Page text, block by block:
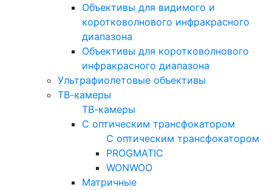
Объективы для видимого и
коротковолнового инфракрасного
диапазона
Объективы для коротковолнового
инфракрасного диапазона
Ультрафиолетовые объективы
ТВ-камеры
ТВ-камеры
С оптическим трансфокатором
С оптическим трансфокатором
PROGMATIC
WONWOO
Матричные